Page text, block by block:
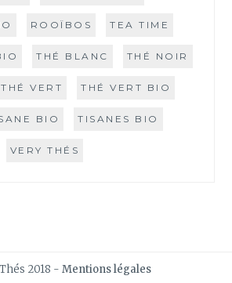
ROOÏBOS TEA TIME
THÉ BLANC THÉ NOIR
THÉ VERT THÉ VERT BIO
BIO TISANES BIO
VERY THÉS
2018 - Mentions légales